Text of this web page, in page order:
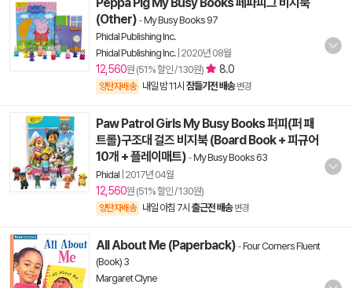
(Other) -My Busy Books 97
Phidal Publishing Inc.
Phidal Publishing Inc.| 2020년 08월
12,560원 (51% 할인 / 130원) 8.0
양탄자배송 내일 밤 11시 잠들기전 배송 변경
Paw Patrol Girls My Busy Books 퍼피(퍼 패
트롤)구조대 걸즈 비지북 (Board Book + 피규어
10개 + 플레이매트) -My Busy Books 63
Phidal 2017년 04월
12,560원 (51% 할인 / 130원)
양탄자배송 내일 아침 7시 출근전 배송 변경
All About Me (Paperback) -Four Corners Fluent
(Book) 3
Margaret Clyne